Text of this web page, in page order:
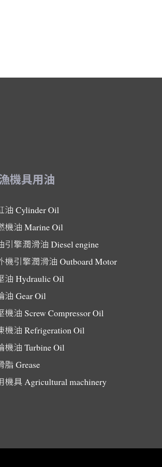
機具用油
油 Cylinder Oil
機油 Marine Oil
引擎潤滑油 Diesel engine
機引擎潤滑油 Outboard Motor
油 Hydraulic Oil
油 Gear Oil
機油 Screw Compressor Oil
機油 Refrigeration Oil
機油 Turbine Oil
脂 Grease
機具 Agricultural machinery